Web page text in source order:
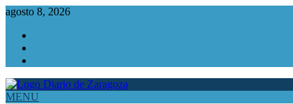
agosto 8, 2026
MENU